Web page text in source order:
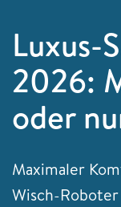
Luxus-
2026:
oder
Maximaler
Wisch-